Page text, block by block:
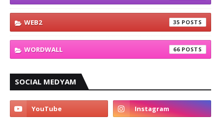
WEB2 35
WORDWALL 66
SOCIAL MEDYAM